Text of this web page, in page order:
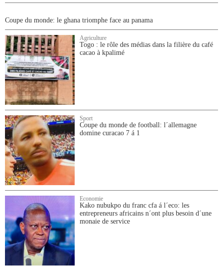
Coupe du monde: le ghana triomphe face au panama
Agriculture
Togo : le rôle des médias dans la filière du café
cacao à kpalimé
Sport
Coupe du monde de football: l´allemagne
domine curacao 7 á 1
Economie
Kako nubukpo du franc cfa á l´eco: les
entrepreneurs africains n´ont plus besoin d´une
monaie de service